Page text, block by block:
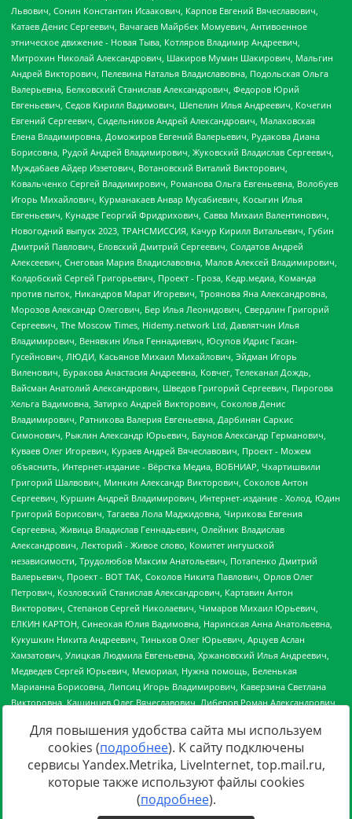
Источник:https://minjust.gov.ru/uploaded/files/reestr-
inostrannyih-agentov-22-03-2024.pdfданные на22.03.2024
Для повышения удобства сайта мы используем
cookies (подробнее). К сайту подключены
сервисы Yandex.Metrika, LiveInternet, top.mail.ru,
которые также используют файлы cookies
(подробнее).